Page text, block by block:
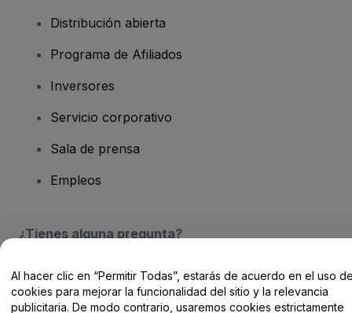
Distribución abierta
Programa de Afiliados
Inversores
Servicio corporativo
Sala de prensa
Empleos
¿Tienes alguna pregunta?
Centro de Ayuda / Contacto
Al hacer clic en “Permitir Todas”, estarás de acuerdo en el uso
cookies para mejorar la funcionalidad del sitio y la relevancia
publicitaria. De modo contrario, usaremos cookies estrictamente